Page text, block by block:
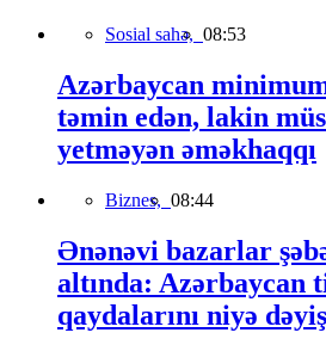
Sosial sahə, 08:53
Azərbaycan
təmin edən, lakin
yetməyən əməkhaqqı
Biznes, 08:44
Ənənəvi bazarlar
altında: Azərbaycan
qaydalarını niyə